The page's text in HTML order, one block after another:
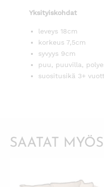
Yksityiskohdat
leveys 18cm
korkeus 7,5cm
syvyys 9cm
puu, puuvilla,
suositusikä 3+
SAATAT